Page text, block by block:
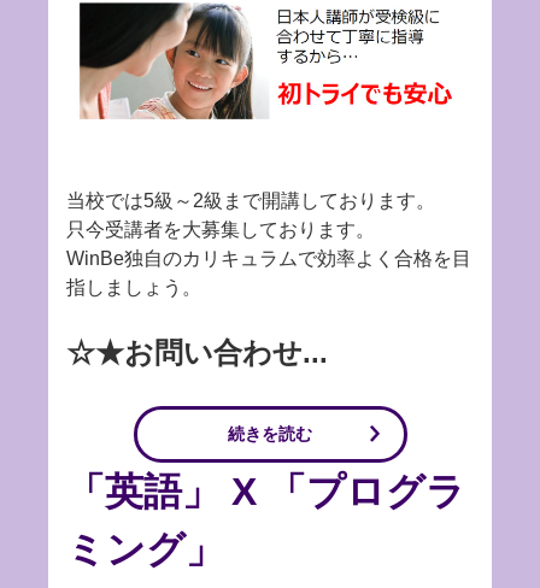
当校では5級～2級まで開講しております。
只今受講者を大募集しております。
WinBe独自のカリキュラムで効率よく合格を目
指しましょう。
☆★お問い合わせ...
続きを読む
「英語」 X 「プログラ
ミング」